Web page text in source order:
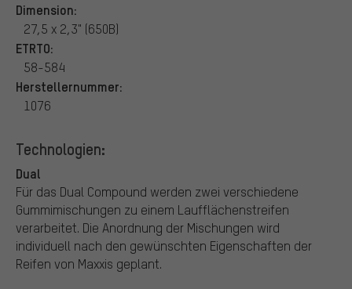
Dimension:
27,5 x 2,3" (650B)
ETRTO:
58-584
Herstellernummer:
1076
Technologien:
Dual
Für das Dual Compound werden zwei verschiedene
Gummimischungen zu einem Laufflächenstreifen
verarbeitet. Die Anordnung der Mischungen wird
individuell nach den gewünschten Eigenschaften der
Reifen von Maxxis geplant.